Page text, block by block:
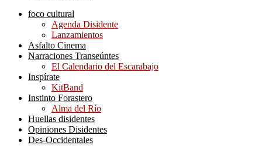
foco cultural
Agenda Disidente
Lanzamientos
Asfalto Cinema
Narraciones Transeúntes
El Calendario del Escarabajo
Inspírate
KitBand
Instinto Forastero
Alma del Río
Huellas disidentes
Opiniones Disidentes
Des-Occidentales